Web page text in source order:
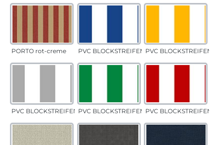
PORTO rot-creme PVC BLOCKSTREIFEN blauPVC BLOCKSTREIFEN
PVC BLOCKSTREIFEN grauPVC BLOCKSTREIFEN grünPVC BLOCKSTREIFEN rot